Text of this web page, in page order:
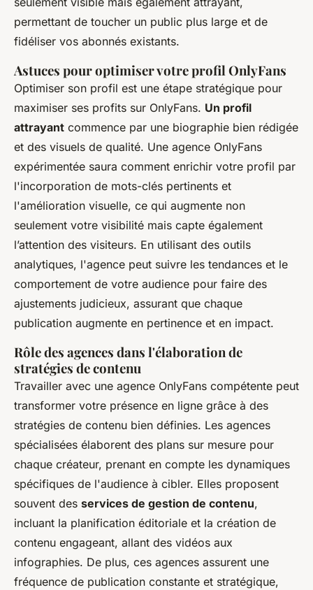
permettant de toucher un public plus large et de
fidéliser vos abonnés existants.
Astuces pour optimiser votre profil OnlyFans
Optimiser son profil est une étape stratégique pour
maximiser ses profits sur OnlyFans. Un profil
attrayant commence par une biographie bien rédigée
et des visuels de qualité. Une agence OnlyFans
expérimentée saura comment enrichir votre profil par
l'incorporation de mots-clés pertinents et
l'amélioration visuelle, ce qui augmente non
seulement votre visibilité mais capte également
l’attention des visiteurs. En utilisant des outils
analytiques, l'agence peut suivre les tendances et le
comportement de votre audience pour faire des
ajustements judicieux, assurant que chaque
publication augmente en pertinence et en impact.
Rôle des agences dans l'élaboration de
stratégies de contenu
Travailler avec une agence OnlyFans compétente peut
transformer votre présence en ligne grâce à des
stratégies de contenu bien définies. Les agences
spécialisées élaborent des plans sur mesure pour
chaque créateur, prenant en compte les dynamiques
spécifiques de l'audience à cibler. Elles proposent
souvent des services de gestion de contenu,
incluant la planification éditoriale et la création de
contenu engageant, allant des vidéos aux
infographies. De plus, ces agences assurent une
fréquence de publication constante et stratégique,